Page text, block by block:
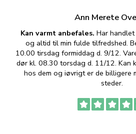
Ann Merete
Kan varmt anbefales. Har
og altid til min fulde tilfredshed.
10.00 tirsdag formiddag d. 9/12.
dør kl. 08.30 torsdag d. 11/12. Kan
hos dem og iøvrigt er de billigere
steder.